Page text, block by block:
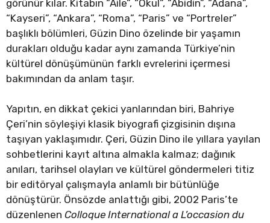
görünür kılar. Kitabın “Aile”, “Okul”, “Abidin”, “Adana”,
“Kayseri”, “Ankara”, “Roma”, “Paris” ve “Portreler”
başlıklı bölümleri, Güzin Dino özelinde bir yaşamın
durakları olduğu kadar aynı zamanda Türkiye’nin
kültürel dönüşümünün farklı evrelerini içermesi
bakımından da anlam taşır.
Yapıtın, en dikkat çekici yanlarından biri, Bahriye
Çeri’nin söyleşiyi klasik biyografi çizgisinin dışına
taşıyan yaklaşımıdır. Çeri, Güzin Dino ile yıllara yayılan
sohbetlerini kayıt altına almakla kalmaz; dağınık
anıları, tarihsel olayları ve kültürel göndermeleri titiz
bir editöryal çalışmayla anlamlı bir bütünlüğe
dönüştürür. Önsözde anlattığı gibi, 2002 Paris’te
düzenlenen Colloque International a L’occasion du